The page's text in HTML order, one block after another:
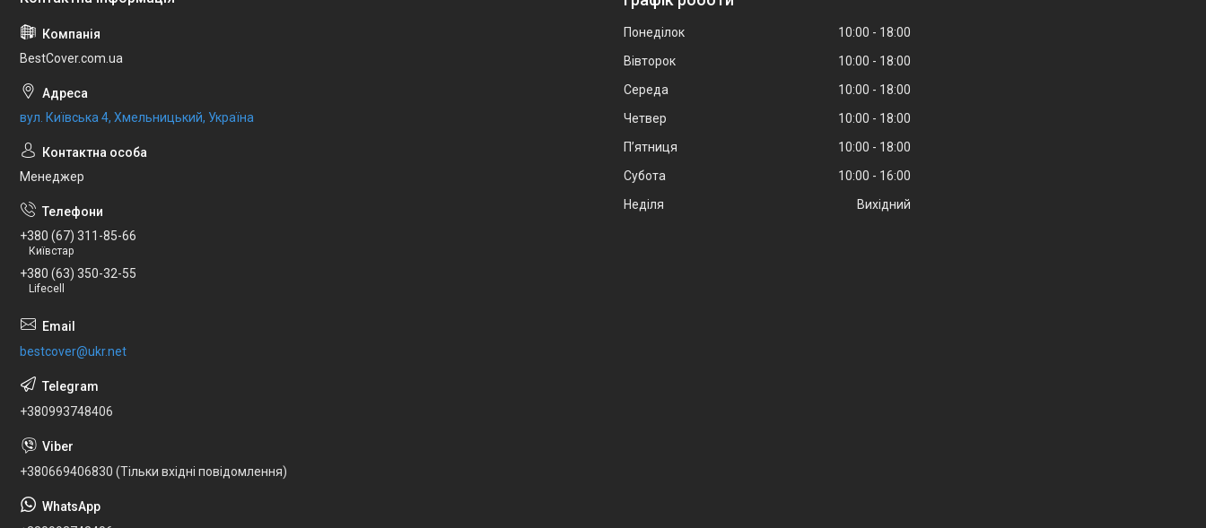
BestCover.com.ua
вул. Київська 4, Хмельницький, Україна
Менеджер
+380 (67) 311-85-66
Київстар
+380 (63) 350-32-55
Lifecell
bestcover@ukr.net
+380993748406
+380669406830 (Тільки вхідні повідомлення)
Понеділок 10:00
18:00
Вівторок
10:00
18:00
Середа
10:00
18:00
Четвер
10:00
18:00
Пʼятниця
10:00
18:00
Субота
10:00
16:00
Неділя
Вихідний